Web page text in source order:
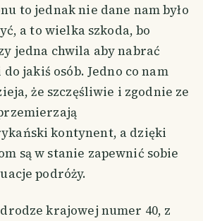
to jednak nie dane nam było
a to wielka szkoda, bo
jedna chwila aby nabrać
jakiś osób. Jedno co nam
że szczęśliwie i zgodnie ze
kontynent, a dzięki
są w stanie zapewnić sobie
podróży.
krajowej numer 40, z